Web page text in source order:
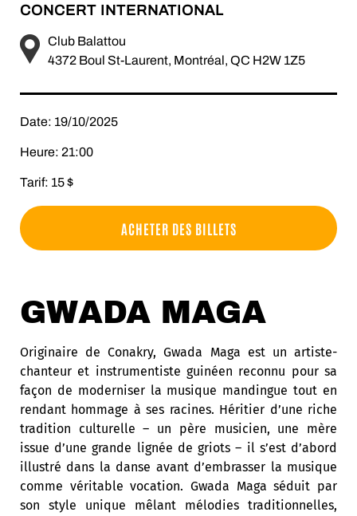
CONCERT INTERNATIONAL
Club Balattou
4372 Boul St-Laurent, Montréal, QC H2W 1Z5
Date: 19/10/2025
Heure: 21:00
Tarif: 15 $
ACHETER DES BILLETS
GWADA MAGA
Originaire de Conakry, Gwada Maga est un artiste-
chanteur et instrumentiste guinéen reconnu pour sa
façon de moderniser la musique mandingue tout en
rendant hommage à ses racines. Héritier d’une riche
tradition culturelle – un père musicien, une mère
issue d’une grande lignée de griots – il s’est d’abord
illustré dans la danse avant d’embrasser la musique
comme véritable vocation. Gwada Maga séduit par
son style unique mêlant mélodies traditionnelles,